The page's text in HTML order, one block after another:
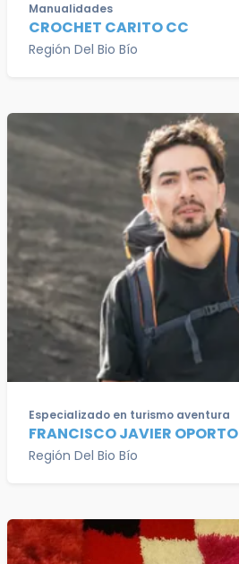
Manualidades
CROCHET CARITO CC
Región Del Bio Bío
Especializado en turismo aventura
FRANCISCO JAVIER OPORTO
Región Del Bio Bío